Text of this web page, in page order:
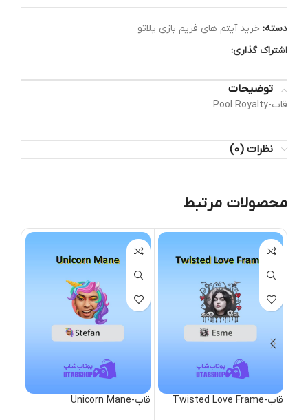
دسته: خرید آیتم های فریم بازی پلاتو
اشتراک گذاری:
توضیحات
قاب-Pool Royalty
نظرات (0)
محصولات مرتبط
قاب-Twisted Love Frame قاب-Unicorn Mane